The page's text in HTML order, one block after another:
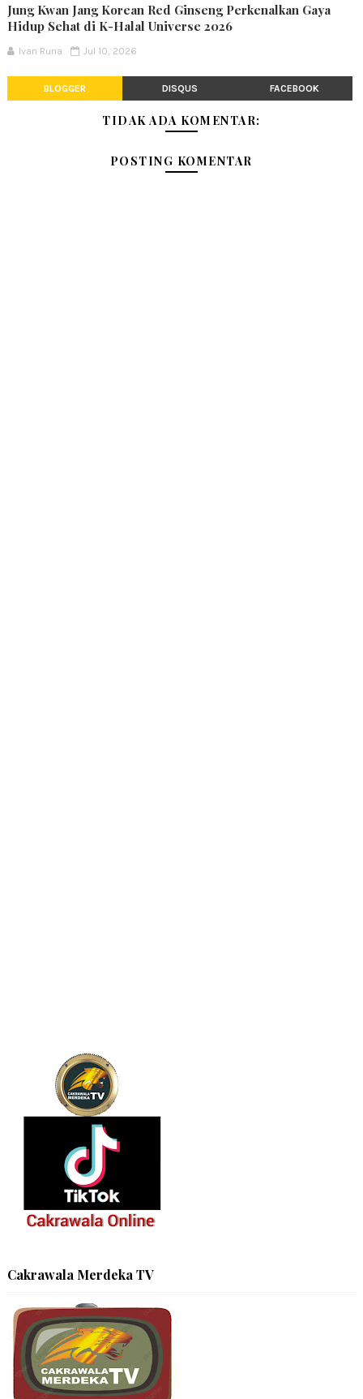
Jung Kwan Jang Korean Red Ginseng Perkenalkan Gaya
Hidup Sehat di K-Halal Universe 2026
Ivan Runa Jul 10, 2026
BLOGGER DISQUS FACEBOOK
TIDAK ADA KOMENTAR:
POSTING KOMENTAR
Cakrawala Merdeka TV